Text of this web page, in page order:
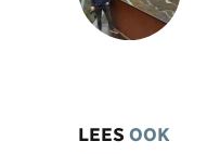
LEES OOK